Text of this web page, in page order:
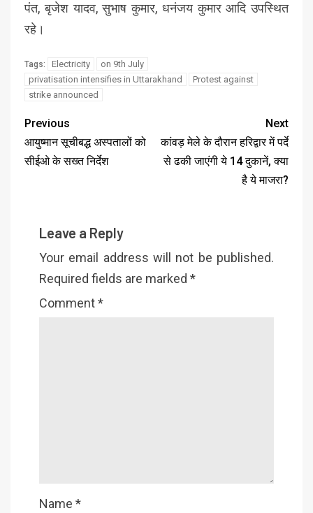
पंत, बृजेश यादव, सुभाष कुमार, धनंजय कुमार आदि उपस्थित
रहे।
Tags: Electricity
on 9th July
privatisation intensifies in Uttarakhand
Protest against
strike announced
Previous
आयुष्मान सूचीबद्ध अस्पतालों को
सीईओ के सख्त निर्देश
Next
कांवड़ मेले के दौरान हरिद्वार में पर्दे
से ढकी जाएंगी ये 14 दुकानें, क्‍या
है ये माजरा?
Leave a Reply
Your email address will not be published.
Required fields are marked *
Comment*
Name *